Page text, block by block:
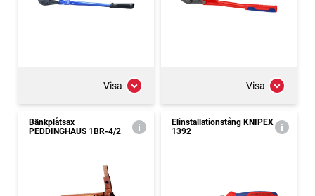
Visa Visa
Bänkplåtsax
PEDDINGHAUS 1BR-4/2
Elinstallationstång KNIPEX
1392